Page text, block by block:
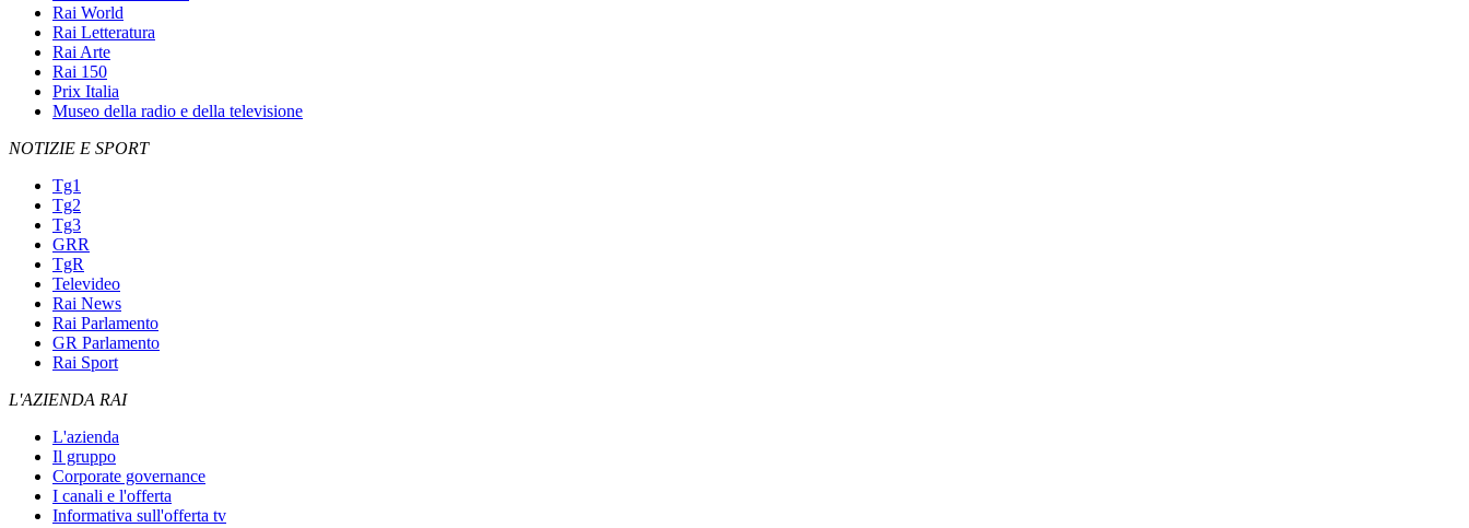
Rai World
Rai Letteratura
Rai Arte
Rai 150
Prix Italia
Museo della radio e della televisione
NOTIZIE E SPORT
Tg1
Tg2
Tg3
GRR
TgR
Televideo
Rai News
Rai Parlamento
GR Parlamento
Rai Sport
L'AZIENDA RAI
L'azienda
Il gruppo
Corporate governance
I canali e l'offerta
Informativa sull'offerta tv